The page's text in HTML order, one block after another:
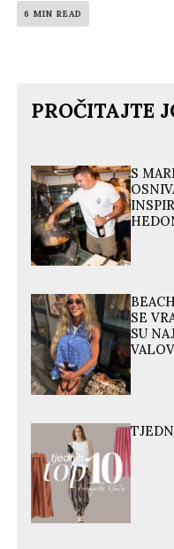
6 MIN READ
PROČITAJTE
S
SE
SU